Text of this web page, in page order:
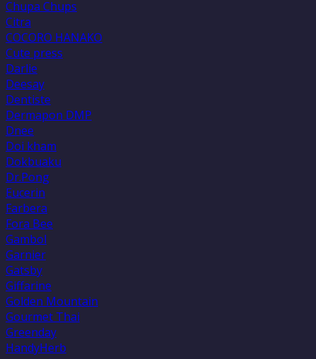
Chupa Chups
Citra
COCORO HANAKO
Cute press
Darlie
Deesay
Dentiste
Dermapon DMP
Dnee
Doi kham
Dokbuaku
Dr.Pong
Eucerin
Farbera
Fora Bee
Gambol
Garnier
Gatsby
Giffarine
Golden Mountain
Gourmet Thai
Greenday
HandyHerb